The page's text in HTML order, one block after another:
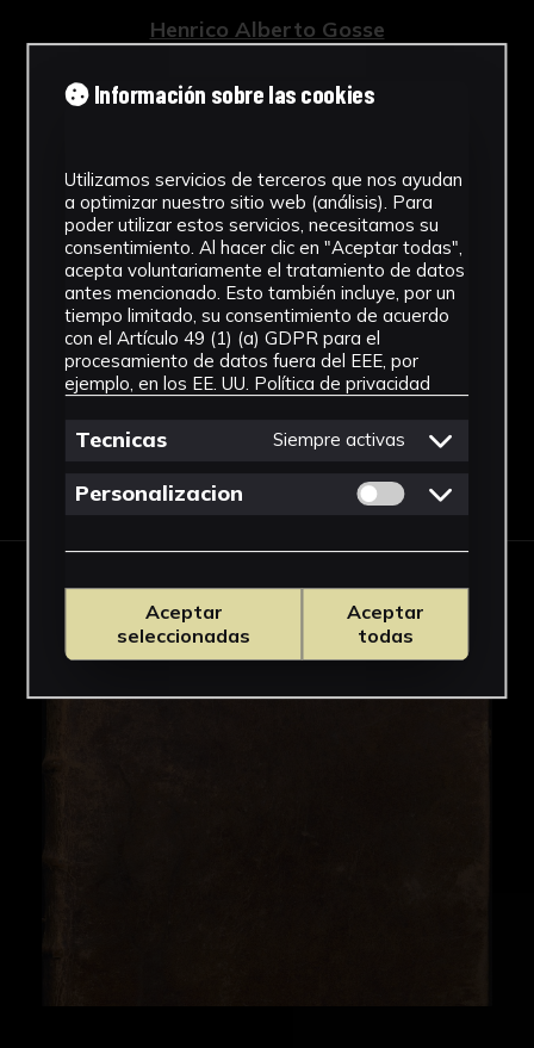
Henrico Alberto Gosse
Chronology
1740
Collection
Engravings from the ancient
collection
Download Datasheet
IMAGES
Información sobre las cookies
Utilizamos servicios de terceros que nos ayudan
a optimizar nuestro sitio web (análisis). Para
poder utilizar estos servicios, necesitamos su
consentimiento. Al hacer clic en "Aceptar todas",
acepta voluntariamente el tratamiento de datos
antes mencionado. Esto también incluye, por un
tiempo limitado, su consentimiento de acuerdo
con el Artículo 49 (1) (a) GDPR para el
procesamiento de datos fuera del EEE, por
ejemplo, en los EE. UU. Política de privacidad
Tecnicas Siempre activas
Personalizacion Permitir cookies
Aceptar
seleccionadas
Aceptar
todas